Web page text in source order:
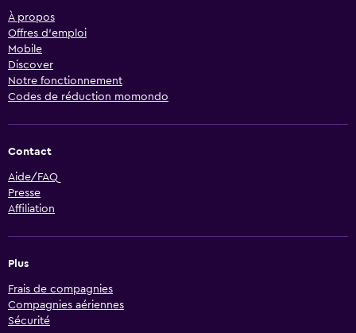
À propos
Offres d’emploi
Mobile
Discover
Notre fonctionnement
Codes de réduction momondo
Contact
Aide/FAQ
Presse
Affiliation
Plus
Frais de compagnies
Compagnies aériennes
Sécurité